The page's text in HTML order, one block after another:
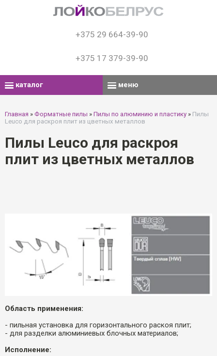
+375 29 664-39-90
+375 17 379-39-90
каталог меню
Главная » Форматные пилы » Пилы по алюминию и пластику » Пилы
Leuco для раскроя плит из цветных металлов
Пилы Leuco для раскроя
плит из цветных металлов
Область применения:
- пильная установка для горизонтального раскоя плит;
- для разделки алюминиевых блочных материалов;
Исполнение: